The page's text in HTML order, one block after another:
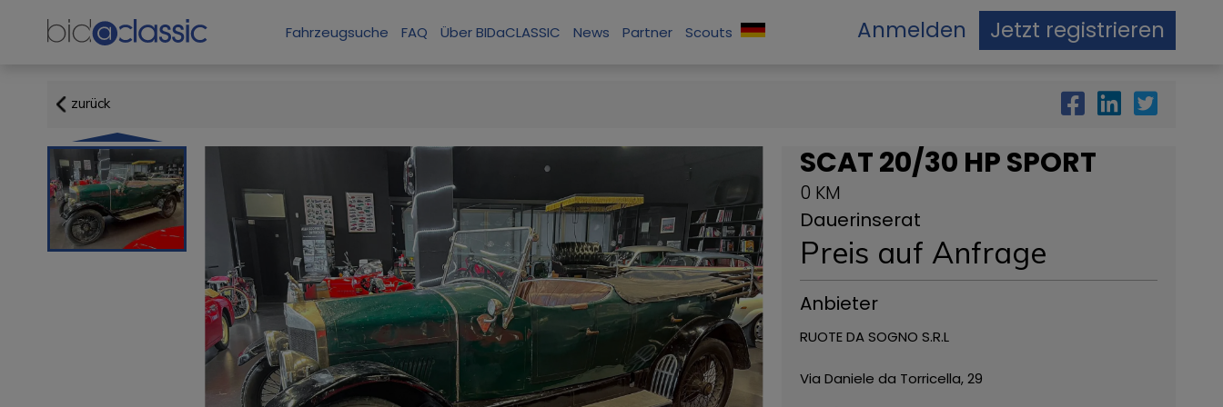
Fahrzeugsuche FAQ Über BIDaCLASSIC News Partner Scouts Anmelden Jetzt registrieren
zurück
SCAT 20/30 HP SPORT
0 KM
Dauerinserat
Preis auf Anfrage
Anbieter
RUOTE DA SOGNO S.R.L
Via Daniele da Torricella, 29